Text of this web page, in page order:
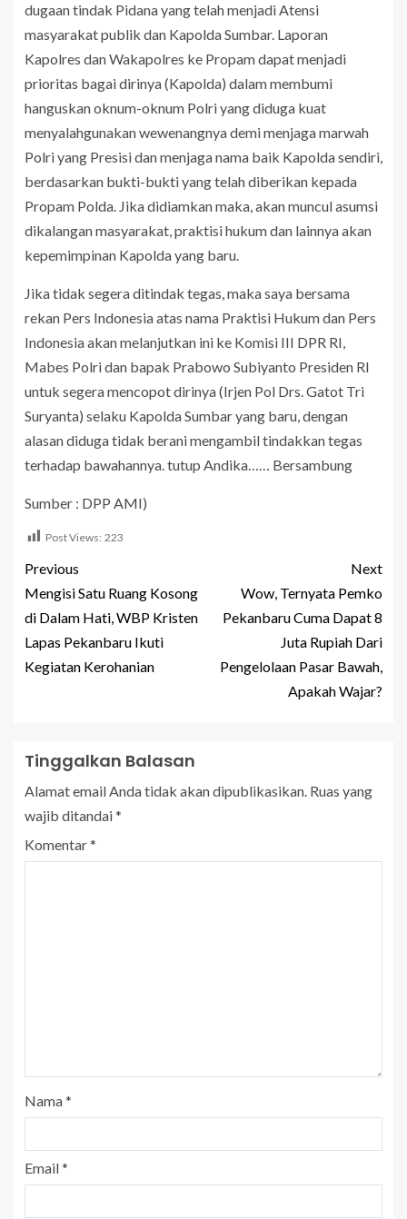
dugaan tindak Pidana yang telah menjadi Atensi
masyarakat publik dan Kapolda Sumbar. Laporan
Kapolres dan Wakapolres ke Propam dapat menjadi
prioritas bagai dirinya (Kapolda) dalam membumi
hanguskan oknum-oknum Polri yang diduga kuat
menyalahgunakan wewenangnya demi menjaga marwah
Polri yang Presisi dan menjaga nama baik Kapolda sendiri,
berdasarkan bukti-bukti yang telah diberikan kepada
Propam Polda. Jika didiamkan maka, akan muncul asumsi
dikalangan masyarakat, praktisi hukum dan lainnya akan
kepemimpinan Kapolda yang baru.
Jika tidak segera ditindak tegas, maka saya bersama
rekan Pers Indonesia atas nama Praktisi Hukum dan Pers
Indonesia akan melanjutkan ini ke Komisi III DPR RI,
Mabes Polri dan bapak Prabowo Subiyanto Presiden RI
untuk segera mencopot dirinya (Irjen Pol Drs. Gatot Tri
Suryanta) selaku Kapolda Sumbar yang baru, dengan
alasan diduga tidak berani mengambil tindakkan tegas
terhadap bawahannya. tutup Andika…… Bersambung
Sumber : DPP AMI)
Post Views: 223
Previous
Mengisi Satu Ruang Kosong
di Dalam Hati, WBP Kristen
Lapas Pekanbaru Ikuti
Kegiatan Kerohanian
Next
Wow, Ternyata Pemko
Pekanbaru Cuma Dapat 8
Juta Rupiah Dari
Pengelolaan Pasar Bawah,
Apakah Wajar?
Tinggalkan Balasan
Alamat email Anda tidak akan dipublikasikan. Ruas yang
wajib ditandai*
Komentar*
Nama*
Email*